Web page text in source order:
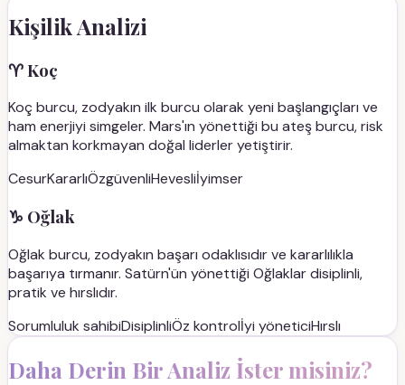
Kişilik Analizi
♈Koç
Koç burcu, zodyakın ilk burcu olarak yeni başlangıçları ve
ham enerjiyi simgeler. Mars'ın yönettiği bu ateş burcu, risk
almaktan korkmayan doğal liderler yetiştirir.
CesurKararlıÖzgüvenliHevesliİyimser
♑ Oğlak
Oğlak burcu, zodyakın başarı odaklısıdır ve kararlılıkla
başarıya tırmanır. Satürn'ün yönettiği Oğlaklar disiplinli,
pratik ve hırslıdır.
Sorumluluk sahibiDisiplinliÖz kontrolİyi yöneticiHırslı
Daha Derin Bir Analiz İster misiniz?